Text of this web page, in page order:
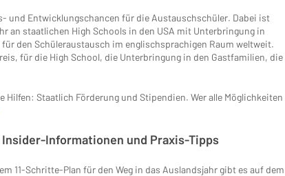
und Entwicklungschancen für die Austauschschüler. Dabei ist
an staatlichen High Schools in den USA mit Unterbringung in
den Schüleraustausch im englischsprachigen Raum weltweit.
für die High School, die Unterbringung in den Gastfamilien, die
Hilfen: Staatlich Förderung und Stipendien. Wer alle Möglichkeiten
Informationen und Praxis-Tipps
11-Schritte-Plan für den Weg in das Auslandsjahr gibt es auf dem